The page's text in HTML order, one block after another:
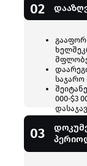
საჯარო
000-$3
02
03